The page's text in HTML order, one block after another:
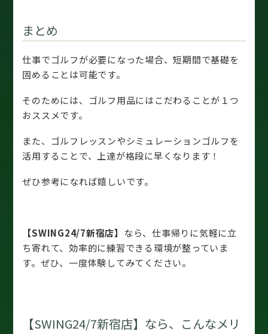
まとめ
仕事でゴルフが必要になった場合、短期間で基礎を
固めることは可能です。
そのためには、ゴルフ用品にはこだわることが１つ
おススメです。
また、ゴルフレッスンやシミュレーションゴルフを
活用することで、上達が格段に早くなります！
ぜひ参考になれば嬉しいです。
【SWING24/7新宿店】 なら、仕事帰りに気軽に立
ち寄れて、効率的に練習できる環境が整っていま
す。ぜひ、一度体験してみてください。
【SWING24/7新宿店】なら、こんなメリ